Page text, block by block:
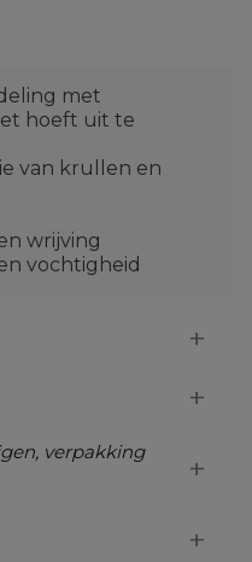
met
hoeft uit te
van krullen en
wrijving
vochtigheid
verpakking